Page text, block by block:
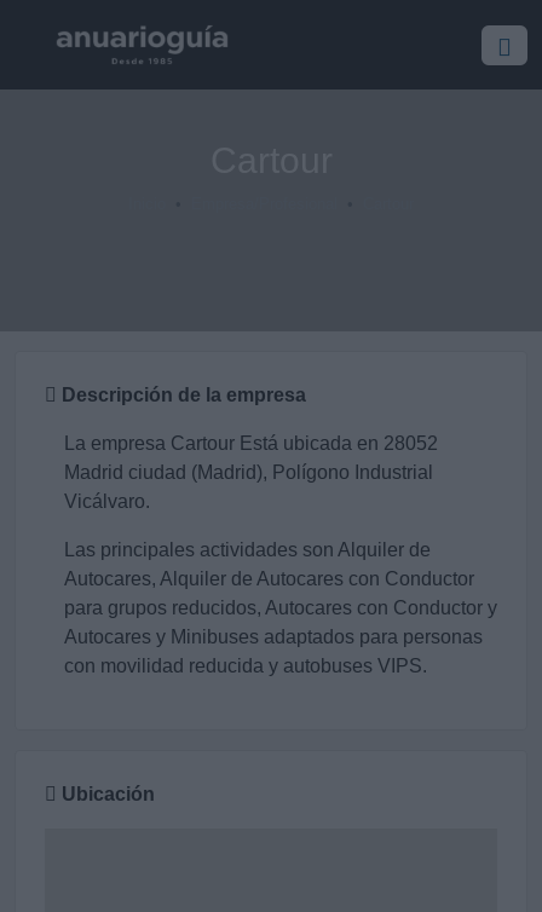
Descripción de la empresa
La empresa Cartour Está ubicada en 28052
Madrid ciudad (Madrid), Polígono Industrial
Vicálvaro.
Las principales actividades son Alquiler de
Autocares, Alquiler de Autocares con Conductor
para grupos reducidos, Autocares con Conductor y
Autocares y Minibuses adaptados para personas
con movilidad reducida y autobuses VIPS.
Ubicación